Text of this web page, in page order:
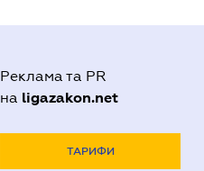
Реклама та PR
на ligazakon.net
ТАРИФИ